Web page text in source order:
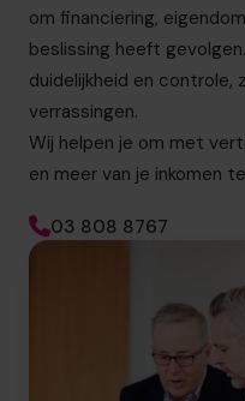
om financiering,
beslissing heeft
duidelijkheid en controle,
verrassingen.
Wij helpen je om met
en meer van je inkomen
03 808 8767